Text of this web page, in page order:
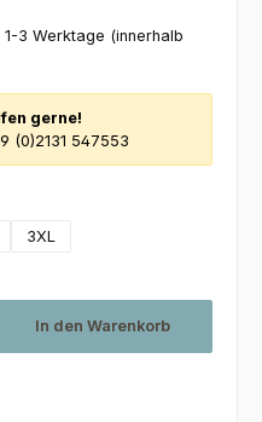
3 Werktage (innerhalb
gerne!
(0)2131 547553
3XL
In den Warenkorb